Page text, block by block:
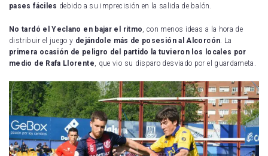
pases fáciles debido a su imprecisión en la salida de balón.
No tardó el Yeclano en bajar el ritmo , con menos ideas a la hora de
distribuir el juego y dejándole más de posesión al Alcorcón . La
primera ocasión de peligro del partido la tuvieron los locales por
medio de Rafa Llorente , que vio su disparo desviado por el guardameta.